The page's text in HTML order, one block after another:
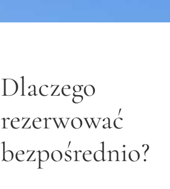
Dlaczego
rezerwować
bezpośrednio?